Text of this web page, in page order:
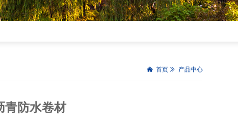
青防水卷材
낀 首页 ꅀ 产品中心